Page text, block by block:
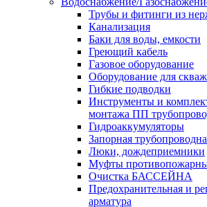
Трубы и фитинги из
Канализация
Баки для воды, емкости
Греющий кабель
Газовое оборудование
Оборудование для
Гибкие подводки
Инструменты и
монтажа ПП
Гидроаккумуляторы
Запорная
Люки, дождеприемники
Муфты
Очистка БАССЕЙНА
Предохранительная и
арматура